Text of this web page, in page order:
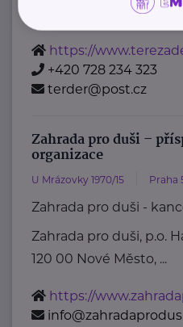
Jsem lidská koučka
https://
+420 728 234 323
terder@post.cz
Zahrada pro duši –
organizace
U Mrázovky 1970/15 Praha
Zahrada pro duši -
Zahrada pro duši, p.o.
120 00 Nové Město, ...
https://